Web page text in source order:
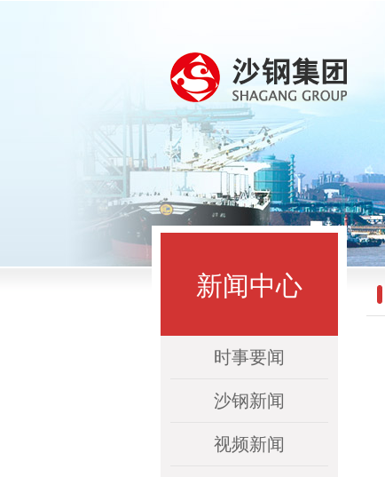
沙钢集团
新闻中心
时事要闻
沙钢新闻
视频新闻